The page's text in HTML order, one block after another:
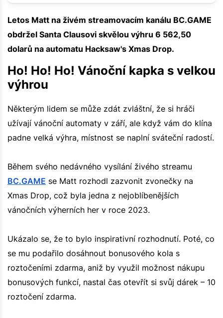
Letos Matt na živém streamovacím kanálu BC.GAME
obdržel Santa Clausovi skvělou výhru 6 562,50
dolarů na automatu Hacksaw's Xmas Drop.
Ho! Ho! Ho! Vánoční kapka s velkou
výhrou
Některým lidem se může zdát zvláštní, že si hráči
užívají vánoční automaty v září, ale když vám do klína
padne velká výhra, místnost se naplní sváteční radostí.
Během svého nedávného vysílání živého streamu
BC.GAME se Matt rozhodl zazvonit zvonečky na
Xmas Drop, což byla jedna z nejoblíbenějších
vánočních výherních her v roce 2023.
Ukázalo se, že to bylo inspirativní rozhodnutí. Poté, co
se mu podařilo dosáhnout bonusového kola s
roztočeními zdarma, aniž by využil možnost nákupu
bonusových funkcí, nastal čas otevřít si svůj dárek – 10
roztočení zdarma.